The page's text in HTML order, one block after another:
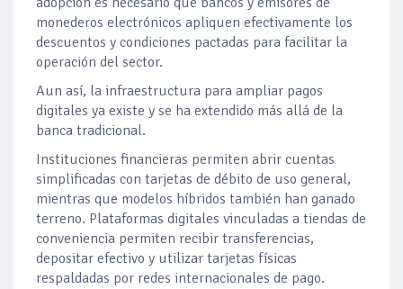
monederos electrónicos apliquen efectivamente los
descuentos y condiciones pactadas para facilitar la
operación del sector.
Aun así, la infraestructura para ampliar pagos
digitales ya existe y se ha extendido más allá de la
banca tradicional.
Instituciones financieras permiten abrir cuentas
simplificadas con tarjetas de débito de uso general,
mientras que modelos híbridos también han ganado
terreno. Plataformas digitales vinculadas a tiendas de
conveniencia permiten recibir transferencias,
depositar efectivo y utilizar tarjetas físicas
respaldadas por redes internacionales de pago.